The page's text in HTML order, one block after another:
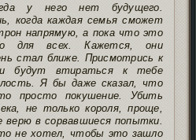
у него нет будущего.
когда каждая семья сможет
напрямую, а пока что это
для всех. Кажется, они
стал ближе. Присмотрись к
будут втираться к тебе
Я бы даже сказал, что
просто покушение. Убить
не только короля, проще,
в сорвавшиеся попытки.
не хотел, чтобы это зашло